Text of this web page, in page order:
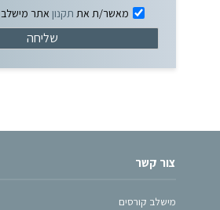
מאשר/ת את תקנון אתר מישלב
צור קשר
מישלב קורסים